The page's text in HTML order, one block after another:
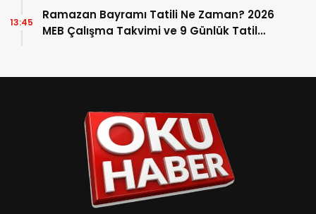
Ramazan Bayramı Tatili Ne Zaman? 2026
MEB Çalışma Takvimi ve 9 Günlük Tatil
13:45